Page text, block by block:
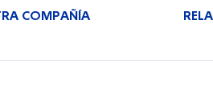
COMPAÑÍA